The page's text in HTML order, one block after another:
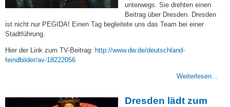
unterwegs. Sie drehten einen
Beitrag über Dresden. Dresden
ist nicht nur PEGIDA! Einen Tag begleitete uns das Team bei einer
Stadtführung.
Hier der Link zum TV-Beitrag: http://www.dw.de/deutschland-
feindbilder/av-18222056(link
Weiterlesen…
Dresden lädt zum